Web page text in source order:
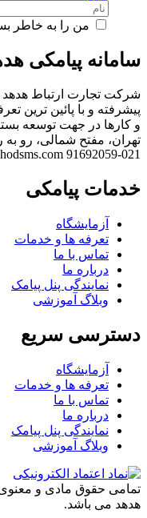
من را به خاطر
سامانه پیامکی
شرکت تجارت ارتباط
پیشرفته و با پائین ترین
و کارها در جهت توسعه
تهران، مفتح شمالی، رو به روی
021-91692059
خدمات پیامکی
آزمایشگاه
تعرفه ها و خدمات
تماس با ما
درباره ما
نمایندگی پنل پیامک
وبلاگ آموزشی
دسترسی سریع
آزمایشگاه
تعرفه ها و خدمات
تماس با ما
درباره ما
نمایندگی پنل پیامک
وبلاگ آموزشی
تمامی حقوق مادی و
هدهد می باشد.